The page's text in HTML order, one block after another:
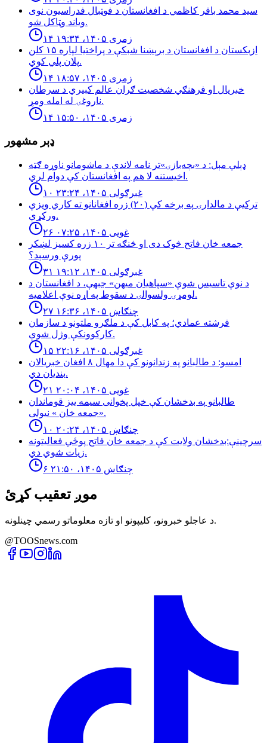
سید محمد باقر کاظمي د افغانستان د فوټبال فدراسیون نوی
ویاند وټاکل شو.
۱۴ زمری ۱۴۰۵، ۱۹:۳۴
ازبكستان د افغانستان د برېښنا شبكې د پراختيا لپاره ۱۵ كلن
پلان پلي كوي.
۱۴ زمری ۱۴۰۵، ۱۸:۵۷
خبريال او فرهنګي شخصيت ګران عالم كبيري د سرطان
ناروغۍ له امله ومړ.
۱۴ زمری ۱۴۰۵، ۱۵:۵۰
ډېر مشهور
ډېلي مېل: د «بچه‌بازۍ»تر نامه لاندې د ماشومانو ناوړه ګټه
اخیستنه لا هم په افغانستان کې دوام لري.
۱۰ غبرګولی ۱۴۰۵، ۲۳:۲۴
تركيې د مالدارۍ په برخه كې (٢٠) زره افغانانو ته كاري ويزې
وركړې.
۲۶ غویی ۱۴۰۵، ۰۷:۲۵
جمعه خان فاتح څوک دی او څنګه تر ۱۰ زره کسیز لښکر
پورې ورسېد؟
۳۱ غبرګولی ۱۴۰۵، ۱۹:۱۲
د نوې تاسیس شوې «سپاهیان میهن» جبهې، د افغانستان د
لومړۍ ولسوالۍ د سقوط په اړه نوې اعلامیه.
۲۷ چنګاښ ۱۴۰۵، ۱۶:۳۶
فرشته عمادي؛ په کابل کې د ملګرو ملتونو د سازمان
کارکوونکې وژل شوې.
۱۵ غبرګولی ۱۴۰۵، ۲۲:۱۶
امسو: د طالبانو په زندانونو كې دا مهال ٨ افغان خبريالان
بنديان دي.
۲۱ غویی ۱۴۰۵، ۲۰:۰۴
طالبانو په بدخشان كې خپل پخوانى سيمه ييز قوماندان
«جمعه خان » نيولى.
۱۰ چنګاښ ۱۴۰۵، ۲۰:۲۴
سرچینې:بدخشان ولایت کې د جمعه خان فاتح پوځي فعالیتونه
زیات شوي دي.
۶ چنګاښ ۱۴۰۵، ۲۱:۵۰
موږ تعقیب کړئ
د عاجلو خبرونو، کلیپونو او تازه معلوماتو رسمي چینلونه.
@TOOSnews.com